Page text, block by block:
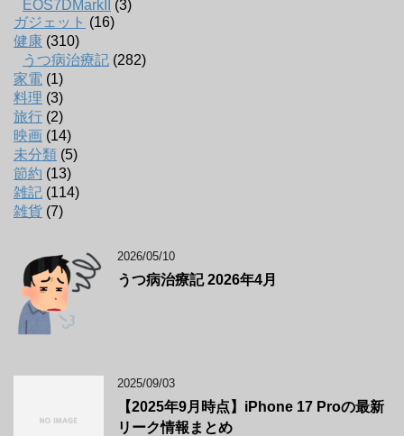
EOS7DMarkII
(3)
ガジェット (16)
健康 (310)
うつ病治療記 (282)
家電 (1)
料理 (3)
旅行 (2)
映画 (14)
未分類 (5)
節約 (13)
雑記 (114)
雑貨 (7)
2026/05/10
うつ病治療記 2026年4月
2025/09/03
【2025年9月時点】iPhone 17 Proの最新
リーク情報まとめ